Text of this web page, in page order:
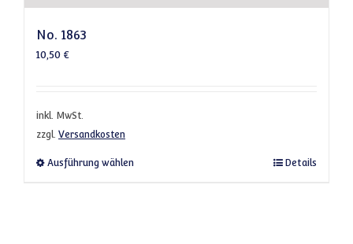
No. 1863
10,50 €
inkl. MwSt.
zzgl. Versandkosten
Ausführung wählen Dieses Produkt weist mehrere Varianten
Details